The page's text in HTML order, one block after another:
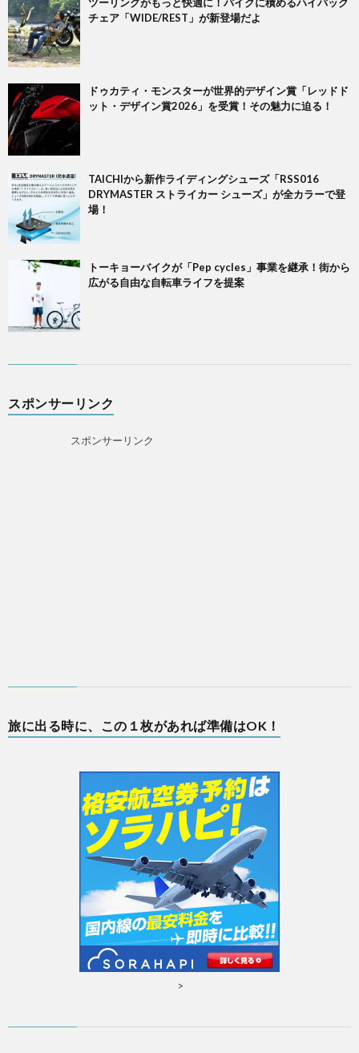
チェア「WIDE/REST」が新登場だよ
ドゥカティ・モンスターが世界的デザイン賞「レッドド
ット・デザイン賞2026」を受賞！その魅力に迫る！
TAICHIから新作ライディングシューズ「RSS016
DRYMASTER ストライカー シューズ」が全カラーで登
場！
トーキョーバイクが「Pep cycles」事業を継承！街から
広がる自由な自転車ライフを提案
スポンサーリンク
スポンサーリンク
旅に出る時に、この１枚があれば準備はOK！
>